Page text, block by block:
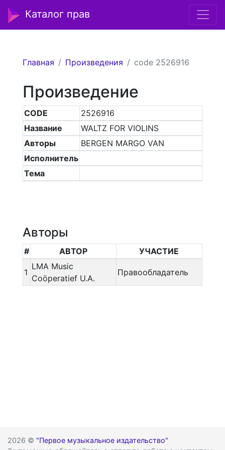
Каталог прав
Главная Произведения code 2526916
Произведение
CODE
2526916
Название
WALTZ FOR VIOLINS
Авторы
BERGEN MARGO VAN
Исполнитель
Тема
Авторы
# АВТОР УЧАСТИЕ
1
LMA Music
Coöperatief U.A.
Правообладатель
2026 © "Первое музыкальное издательство"